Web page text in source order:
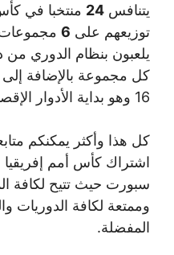
يتنافس 24 منتخبا في
توزيعهم على 6
يلعبون بنظام الدوري من
16 وهو بداية الأدوار الإقصائية.
كل هذا وأكثر يمكنكم
اشتراك كأس أمم إفريقيا
سبورت حيث تتيح لكافة
وممتعة لكافة الدوريات
المفضلة.